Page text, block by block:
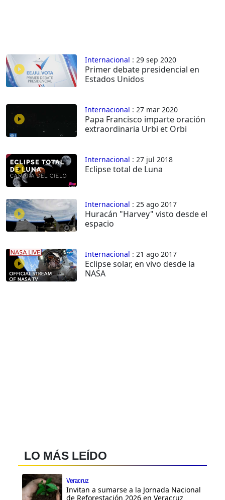
Internacional : 29 sep 2020
Primer debate presidencial en
Estados Unidos
Internacional : 27 mar 2020
Papa Francisco imparte oración
extraordinaria Urbi et Orbi
Internacional : 27 jul 2018
Eclipse total de Luna
Internacional : 25 ago 2017
Huracán "Harvey" visto desde el
espacio
Internacional : 21 ago 2017
Eclipse solar, en vivo desde la
NASA
LO MÁS LEÍDO
Veracruz
Invitan a sumarse a la Jornada Nacional
de Reforestación 2026 en Veracruz